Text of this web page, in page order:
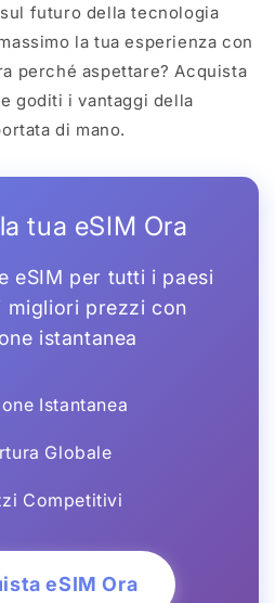
futuro della tecnologia
la tua esperienza con
perché aspettare? Acquista
goditi i vantaggi della
di mano.
tua eSIM Ora
eSIM per tutti i paesi
migliori prezzi con
istantanea
Istantanea
Globale
Competitivi
eSIM Ora